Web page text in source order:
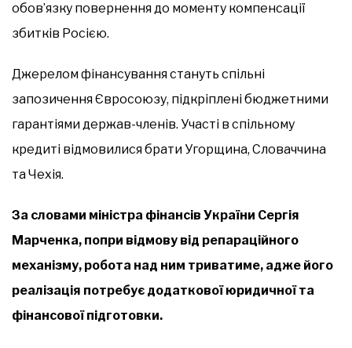
обов’язку повернення до моменту компенсації
збитків Росією.
Джерелом фінансування стануть спільні
запозичення Євросоюзу, підкріплені бюджетними
гарантіями держав-членів. Участі в спільному
кредиті відмовилися брати Угорщина, Словаччина
та Чехія.
За словами міністра фінансів України Сергія
Марченка, попри відмову від репараційного
механізму, робота над ним триватиме, адже його
реалізація потребує додаткової юридичної та
фінансової підготовки.